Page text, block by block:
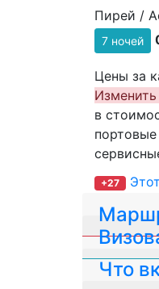
Пирей /
7 ночей
Цены за
в
+27
Что